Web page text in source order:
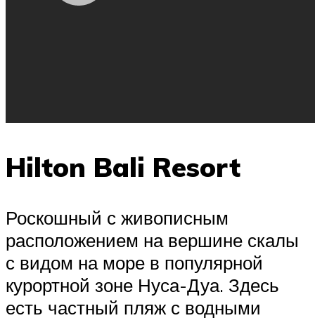
Hilton Bali Resort
Роскошный с живописным
расположением на вершине скалы
с видом на море в популярной
курортной зоне Нуса-Дуа. Здесь
есть частный пляж с водными